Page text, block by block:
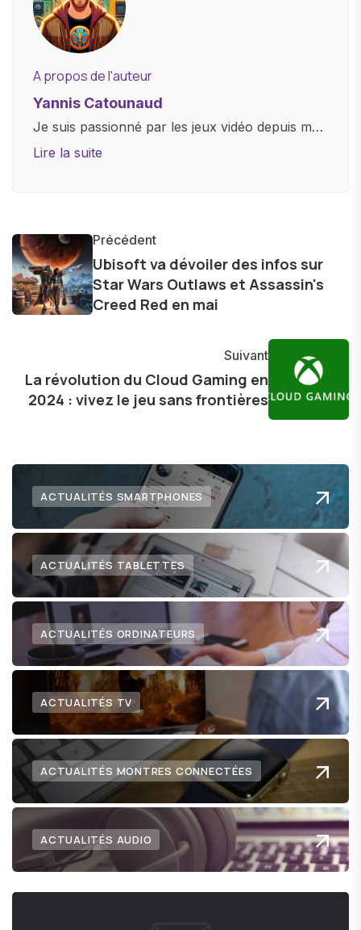
A propos de l'auteur
Yannis Catounaud
Je suis passionné par les jeux vidéo depuis mon
plus jeune âge. Mon amour pour l'univers
et bien d'autres gadgets technologiques. Armé
d'une curiosité insatiable, j'aime dévoiler les
dernières tendances et innovations, partageant
avec enthousiasme mes découvertes avec la
l'exploration constante des frontières de la
technologie me permet de présenter aux
lecteurs un aperçu captivant de ce que le futur
Lire la suite
Précédent
Ubisoft va dévoiler des infos sur
Star Wars Outlaws et Assassin's
Creed Red en mai
Suivant
La révolution du Cloud Gaming en
2024 : vivez le jeu sans frontières
ACTUALITÉS SMARTPHONES
ACTUALITÉS TABLETTES
ACTUALITÉS ORDINATEURS
ACTUALITÉS TV
ACTUALITÉS MONTRES CONNECTÉES
ACTUALITÉS AUDIO